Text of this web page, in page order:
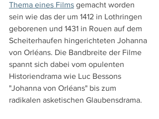
Thema eines Films gemacht worden
sein wie das der um 1412 in Lothringen
geborenen und 1431 in Rouen auf dem
Scheiterhaufen hingerichteten Johanna
von Orléans. Die Bandbreite der Filme
spannt sich dabei vom opulenten
Historiendrama wie Luc Bessons
"Johanna von Orléans" bis zum
radikalen asketischen Glaubensdrama.